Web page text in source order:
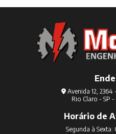
Avenida 12,
Rio Claro - SP -
Horário de
Segunda à